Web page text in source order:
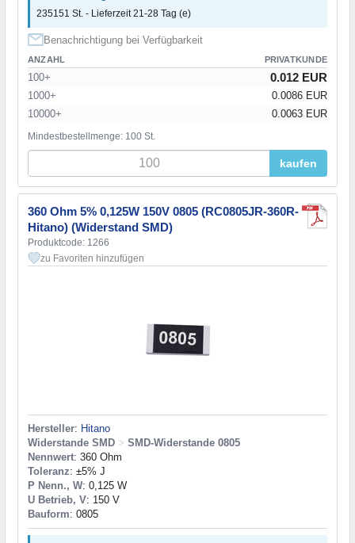
235151 St. - Lieferzeit 21-28 Tag (e)
Benachrichtigung bei Verfügbarkeit
ANZAHL PRIVATKUNDE
100+ 0.012 EUR
1000+
0.0086 EUR
10000+
0.0063 EUR
Mindestbestellmenge: 100 St.
kaufen
360 Ohm 5% 0,125W 150V 0805 (RC0805JR-360R-
Hitano) (Widerstand SMD)
Produktcode: 1266
zu Favoriten hinzufügen
Hersteller: Hitano
Widerstande SMD > SMD-Widerstande 0805
Nennwert: 360 Ohm
Toleranz: ±5% J
P Nenn., W: 0,125 W
U Betrieb, V: 150 V
Bauform: 0805